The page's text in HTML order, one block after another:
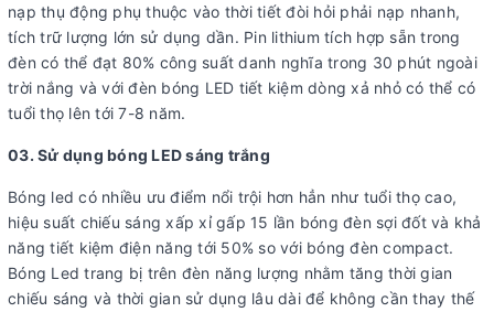
nạp thụ động phụ thuộc vào thời tiết đòi hỏi phải nạp nhanh,
tích trữ lượng lớn sử dụng dần. Pin lithium tích hợp sẵn trong
đèn có thể đạt 80% công suất danh nghĩa trong 30 phút ngoài
trời nắng và với đèn bóng LED tiết kiệm dòng xả nhỏ có thể có
tuổi thọ lên tới 7-8 năm.
03. Sử dụng bóng LED sáng trắng
Bóng led có nhiều ưu điểm nổi trội hơn hẳn như tuổi thọ cao,
hiệu suất chiếu sáng xấp xỉ gấp 15 lần bóng đèn sợi đốt và khả
năng tiết kiệm điện năng tới 50% so với bóng đèn compact.
Bóng Led trang bị trên đèn năng lượng nhằm tăng thời gian
chiếu sáng và thời gian sử dụng lâu dài để không cần thay thế